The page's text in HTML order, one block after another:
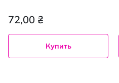
72,00 ₴
Купить